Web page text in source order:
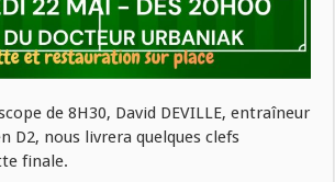
de 8H30, David DEVILLE, entraîneur
D2, nous livrera quelques clefs
finale.